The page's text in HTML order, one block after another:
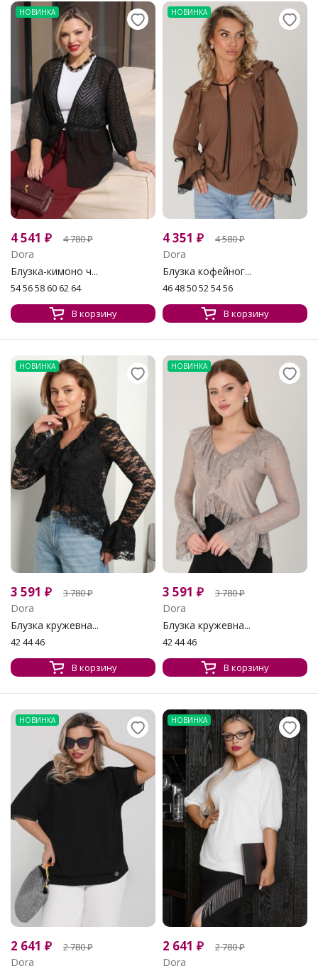
НОВИНКА
4 541 ₽ 4 780₽
Dora
Блузка-кимоно ч...
54 56 58 60 62 64
В корзину
НОВИНКА
4 351 ₽ 4 580₽
Dora
Блузка кофейног...
46 48 50 52 54 56
В корзину
НОВИНКА
3 591 ₽ 3 780₽
Dora
Блузка кружевна...
42 44 46
В корзину
НОВИНКА
3 591 ₽ 3 780₽
Dora
Блузка кружевна...
42 44 46
В корзину
НОВИНКА
2 641 ₽ 2 780₽
Dora
НОВИНКА
2 641 ₽ 2 780₽
Dora